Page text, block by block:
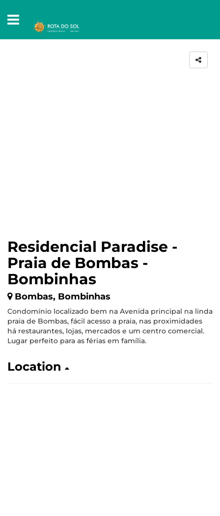
Residencial Paradise -
Praia de Bombas -
Bombinhas
Bombas, Bombinhas
Condomínio localizado bem na Avenida principal na linda
praia de Bombas, fácil acesso a praia, nas proximidades
há restaurantes, lojas, mercados e um centro comercial.
Lugar perfeito para as férias em família.
Location